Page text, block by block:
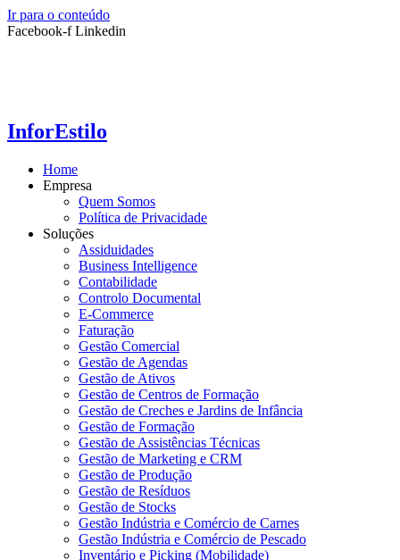
Ir para o conteúdo
Facebook-f Linkedin
InforEstilo
Home
Empresa
Quem Somos
Política de Privacidade
Soluções
Assiduidades
Business Intelligence
Contabilidade
Controlo Documental
E-Commerce
Faturação
Gestão Comercial
Gestão de Agendas
Gestão de Ativos
Gestão de Centros de Formação
Gestão de Creches e Jardins de Infância
Gestão de Formação
Gestão de Assistências Técnicas
Gestão de Marketing e CRM
Gestão de Produção
Gestão de Resíduos
Gestão de Stocks
Gestão Indústria e Comércio de Carnes
Gestão Indústria e Comércio de Pescado
Inventário e Picking (Mobilidade)